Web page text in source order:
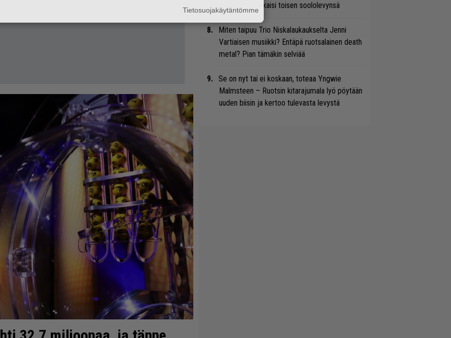
A.W. Yrjänä julkaisi toisen soololevynsä
Miten taipuu Trio Niskalaukaukselta Jenni
Vartiaisen musiikki? Entäpä ruotsalainen death
metal? Pian tämäkin selviää
Se on nyt tai ei koskaan, toteaa Yngwie
Malmsteen – Ruotsin kitarajumala lyö pöytään
uuden biisin ja kertoo tulevasta levystä
Tietosuojakäytäntömme